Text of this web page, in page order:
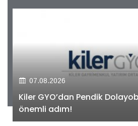
07.08.2026
Kiler GYO’dan Pendik
önemli adım!